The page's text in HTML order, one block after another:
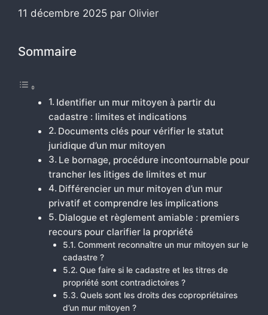
11 décembre 2025 par Olivier
Sommaire
Identifier un mur mitoyen à partir du
cadastre : limites et indications
Documents clés pour vérifier le statut
juridique d’un mur mitoyen
Le bornage, procédure incontournable pour
trancher les litiges de limites et mur
Différencier un mur mitoyen d’un mur
privatif et comprendre les implications
Dialogue et règlement amiable : premiers
recours pour clarifier la propriété
Comment reconnaître un mur mitoyen sur le
cadastre ?
Que faire si le cadastre et les titres de
propriété sont contradictoires ?
Quels sont les droits des copropriétaires
d’un mur mitoyen ?